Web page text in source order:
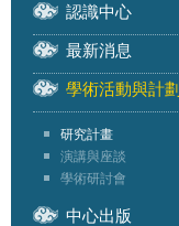
認識中心
最新消息
學術活動與計劃
研究計畫
演講與座談
學術研討會
中心出版